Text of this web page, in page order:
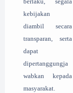
kebijakan
diambil secara
transparan, serta
dapat
dipertanggungja
wabkan kepada
masyarakat.